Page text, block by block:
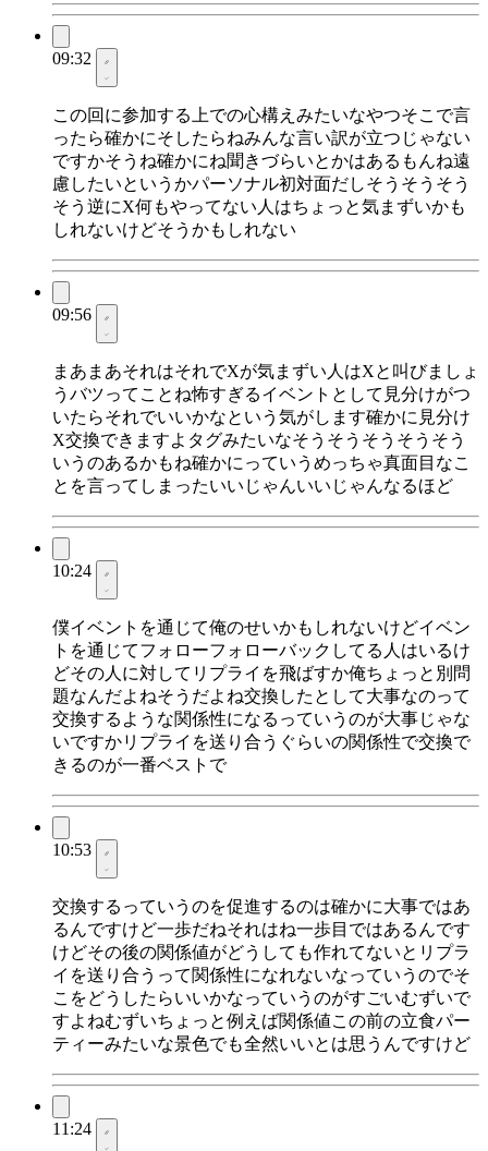
09:32
この回に参加する上での心構えみたいなやつそこで言
ったら確かにそしたらねみんな言い訳が立つじゃない
ですかそうね確かにね聞きづらいとかはあるもんね遠
慮したいというかパーソナル初対面だしそうそうそう
そう逆にX何もやってない人はちょっと気まずいかも
しれないけどそうかもしれない
09:56
まあまあそれはそれでXが気まずい人はXと叫びましょ
うバツってことね怖すぎるイベントとして見分けがつ
いたらそれでいいかなという気がします確かに見分け
X交換できますよタグみたいなそうそうそうそうそう
いうのあるかもね確かにっていうめっちゃ真面目なこ
とを言ってしまったいいじゃんいいじゃんなるほど
10:24
僕イベントを通じて俺のせいかもしれないけどイベン
トを通じてフォローフォローバックしてる人はいるけ
どその人に対してリプライを飛ばすか俺ちょっと別問
題なんだよねそうだよね交換したとして大事なのって
交換するような関係性になるっていうのが大事じゃな
いですかリプライを送り合うぐらいの関係性で交換で
きるのが一番ベストで
10:53
交換するっていうのを促進するのは確かに大事ではあ
るんですけど一歩だねそれはね一歩目ではあるんです
けどその後の関係値がどうしても作れてないとリプラ
イを送り合うって関係性になれないなっていうのでそ
こをどうしたらいいかなっていうのがすごいむずいで
すよねむずいちょっと例えば関係値この前の立食パー
ティーみたいな景色でも全然いいとは思うんですけど
11:24